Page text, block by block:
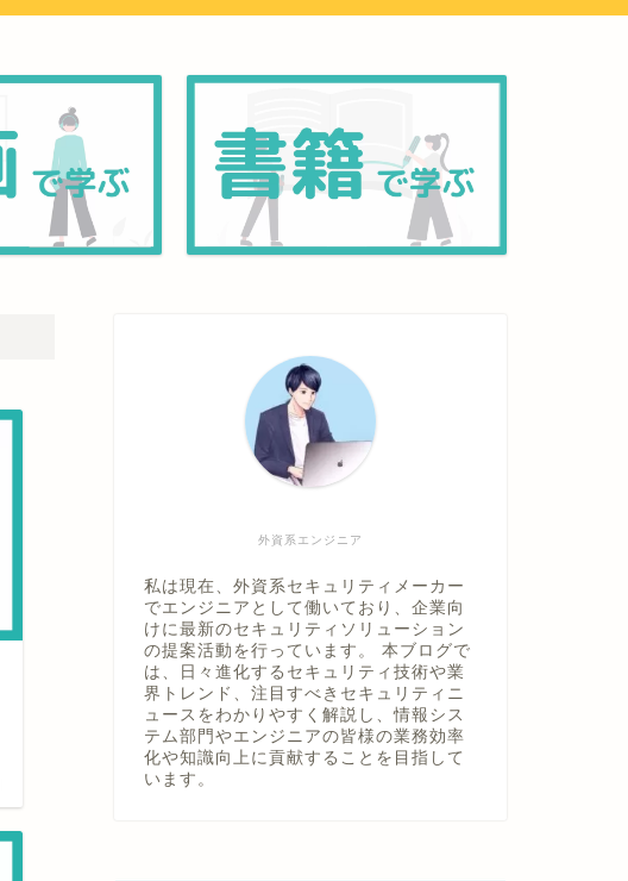
ポートスキャンとは？危険性と対策
のポイントをわかりやすく解説！
外資系エンジニア
私は現在、外資系セキュリティメーカー
でエンジニアとして働いており、企業向
けに最新のセキュリティソリューション
の提案活動を行っています。 本ブログで
は、日々進化するセキュリティ技術や業
界トレンド、注目すべきセキュリティニ
ュースをわかりやすく解説し、情報シス
テム部門やエンジニアの皆様の業務効率
化や知識向上に貢献することを目指して
います。